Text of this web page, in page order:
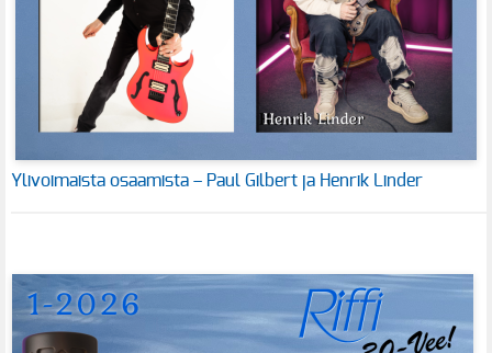
Ylivoimaista osaamista – Paul Gilbert ja Henrik Linder